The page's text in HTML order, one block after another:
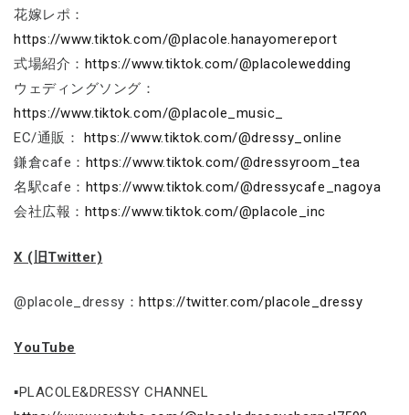
花嫁レポ：
https://www.tiktok.com/@placole.hanayomereport
式場紹介： https://www.tiktok.com/@placolewedding
ウェディングソング：
https://www.tiktok.com/@placole_music_
EC/通販： https://www.tiktok.com/@dressy_online
鎌倉cafe： https://www.tiktok.com/@dressyroom_tea
名駅cafe： https://www.tiktok.com/@dressycafe_nagoya
会社広報： https://www.tiktok.com/@placole_inc
X (旧Twitter)
@placole_dressy：https://twitter.com/placole_dressy
YouTube
▪PLACOLE&DRESSY CHANNEL